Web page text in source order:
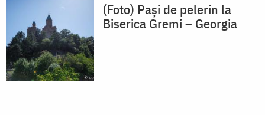
(Foto) Paşi de pelerin la
Biserica Gremi – Georgia